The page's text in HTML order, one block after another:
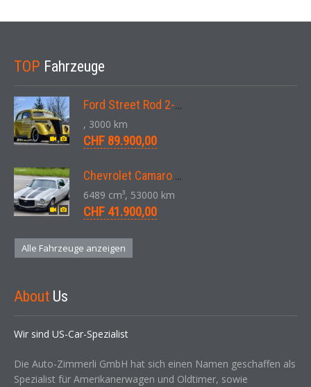
TOP Fahrzeuge
Ford Street Rod 2-Door V8 Aut. 1937
, 3000 km
CHF 89.900,00
Chevrolet Camaro SS 396 LS3 Coupe Aut. 1971
6489 cm³, 53000 km
CHF 41.900,00
Alle Fahrzeuge anzeigen
About Us
Wir sind US-Car-Spezialist
Die Auto-Zimmerli GmbH hat sich einen Namen geschaffen als
Spezialist für Amerikanerwagen und Oldtimer, sowie